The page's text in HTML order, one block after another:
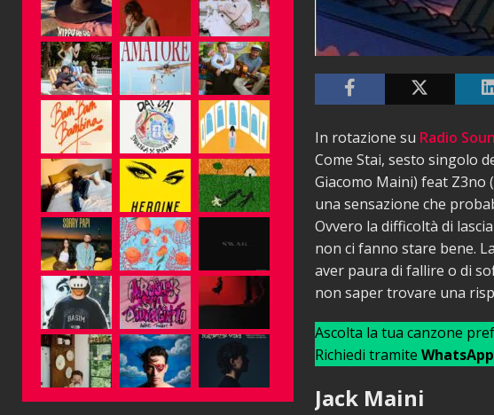
In rotazione su Radio
Come Stai, sesto singolo
Giacomo Maini) feat Z3no
una sensazione che
Ovvero la difficoltà di
non ci fanno stare bene.
aver paura di fallire o di
non saper trovare una
Ascolta la tua canzone
Richiedi tramite WhatsApp
Jack Maini